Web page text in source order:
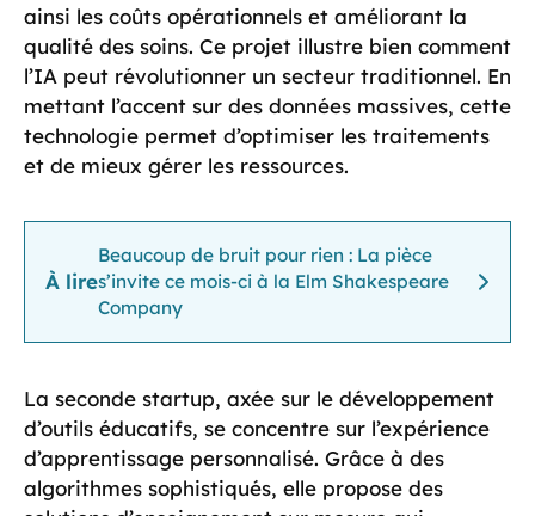
ainsi les coûts opérationnels et améliorant la
qualité des soins. Ce projet illustre bien comment
l’IA peut révolutionner un secteur traditionnel. En
mettant l’accent sur des données massives, cette
technologie permet d’optimiser les traitements
et de mieux gérer les ressources.
À lire
Beaucoup de bruit pour rien : La pièce
s’invite ce mois-ci à la Elm Shakespeare
Company
La seconde startup, axée sur le développement
d’outils éducatifs, se concentre sur l’expérience
d’apprentissage personnalisé. Grâce à des
algorithmes sophistiqués, elle propose des